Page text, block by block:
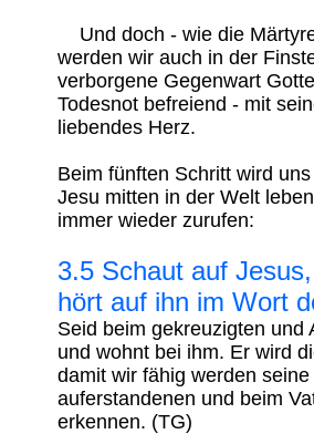
Und doch - wie die
werden wir auch in der
verborgene Gegenwart
Todesnot befreiend - mit
liebendes Herz.
Beim fünften Schritt wird
Jesu mitten in der Welt
immer wieder zurufen:
3.5 Schaut auf
hört auf ihn im Wort
Seid beim gekreuzigten und
und wohnt bei ihm. Er wird
damit wir fähig werden
auferstandenen und beim
erkennen. (TG)